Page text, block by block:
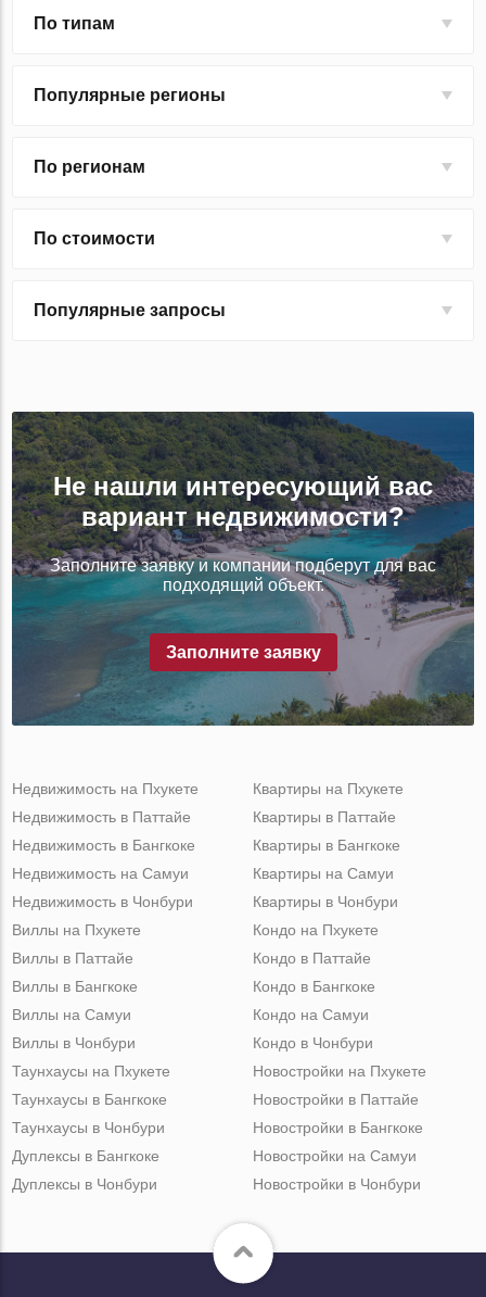
По типам
Популярные регионы
По регионам
По стоимости
Популярные запросы
Не нашли интересующий вас
вариант недвижимости?
Заполните заявку и компании подберут для вас
подходящий объект.
Заполните заявку
Недвижимость на Пхукете
Недвижимость в Паттайе
Недвижимость в Бангкоке
Недвижимость на Самуи
Недвижимость в Чонбури
Квартиры на Пхукете
Квартиры в Паттайе
Квартиры в Бангкоке
Квартиры на Самуи
Квартиры в Чонбури
Виллы на Пхукете
Виллы в Паттайе
Виллы в Бангкоке
Виллы на Самуи
Виллы в Чонбури
Кондо на Пхукете
Кондо в Паттайе
Кондо в Бангкоке
Кондо на Самуи
Кондо в Чонбури
Таунхаусы на Пхукете
Таунхаусы в Бангкоке
Таунхаусы в Чонбури
Дуплексы в Бангкоке
Дуплексы в Чонбури
Новостройки на Пхукете
Новостройки в Паттайе
Новостройки в Бангкоке
Новостройки на Самуи
Новостройки в Чонбури